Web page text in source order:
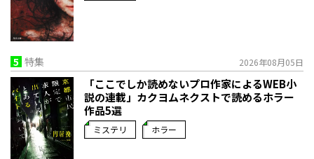
5 特集 2026年08月05日
「ここでしか読めないプロ作家によるWEB小
説の連載」――カクヨムネクストで読めるホラー
作品5選
ミステリ ホラー